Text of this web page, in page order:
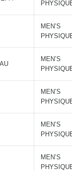
MEN’S
MEN’S
MEN’S
MEN’S
MEN’S